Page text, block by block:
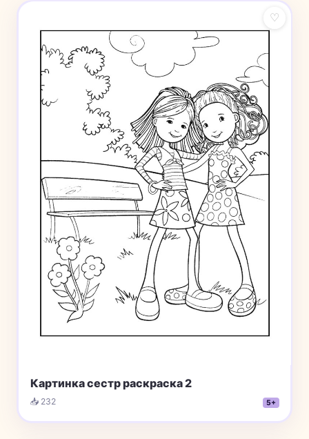
♡
Картинка сестр раскраска 2
📥 232 5+